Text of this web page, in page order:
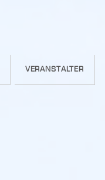
VERANSTALTER